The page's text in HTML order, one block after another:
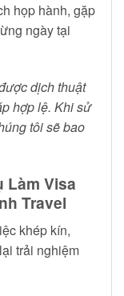
họp hành, gặp
ngày tại
dịch thuật
hợp lệ. Khi sử
tôi sẽ bao
Làm Visa
Travel
khép kín,
trải nghiệm